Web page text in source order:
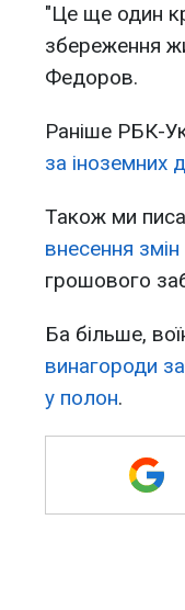
"Це ще один
збереження
Федоров.
Раніше РБК-
за іноземних
Також ми
внесення
грошового
Ба більше,
винагороди
у полон.